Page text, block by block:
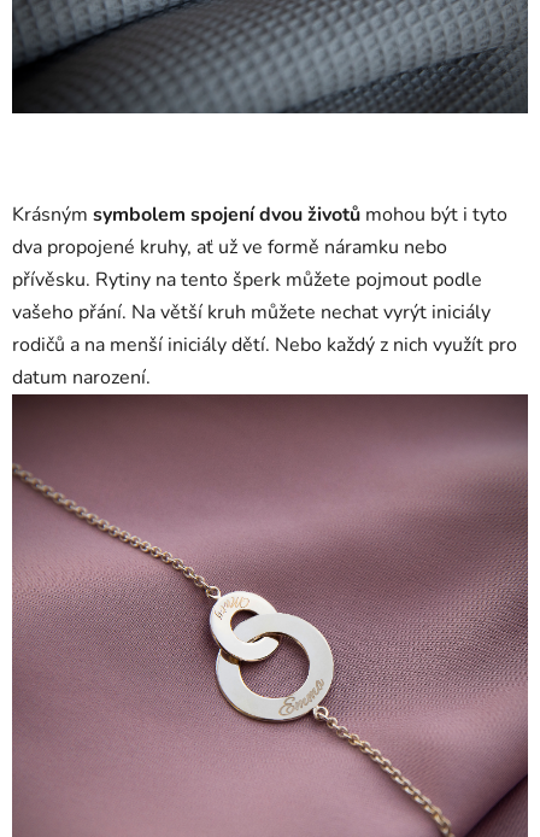
Krásným symbolem spojení dvou životů mohou být i tyto
dva propojené kruhy, ať už ve formě náramku nebo
přívěsku. Rytiny na tento šperk můžete pojmout podle
vašeho přání. Na větší kruh můžete nechat vyrýt iniciály
rodičů a na menší iniciály dětí. Nebo každý z nich využít pro
datum narození.